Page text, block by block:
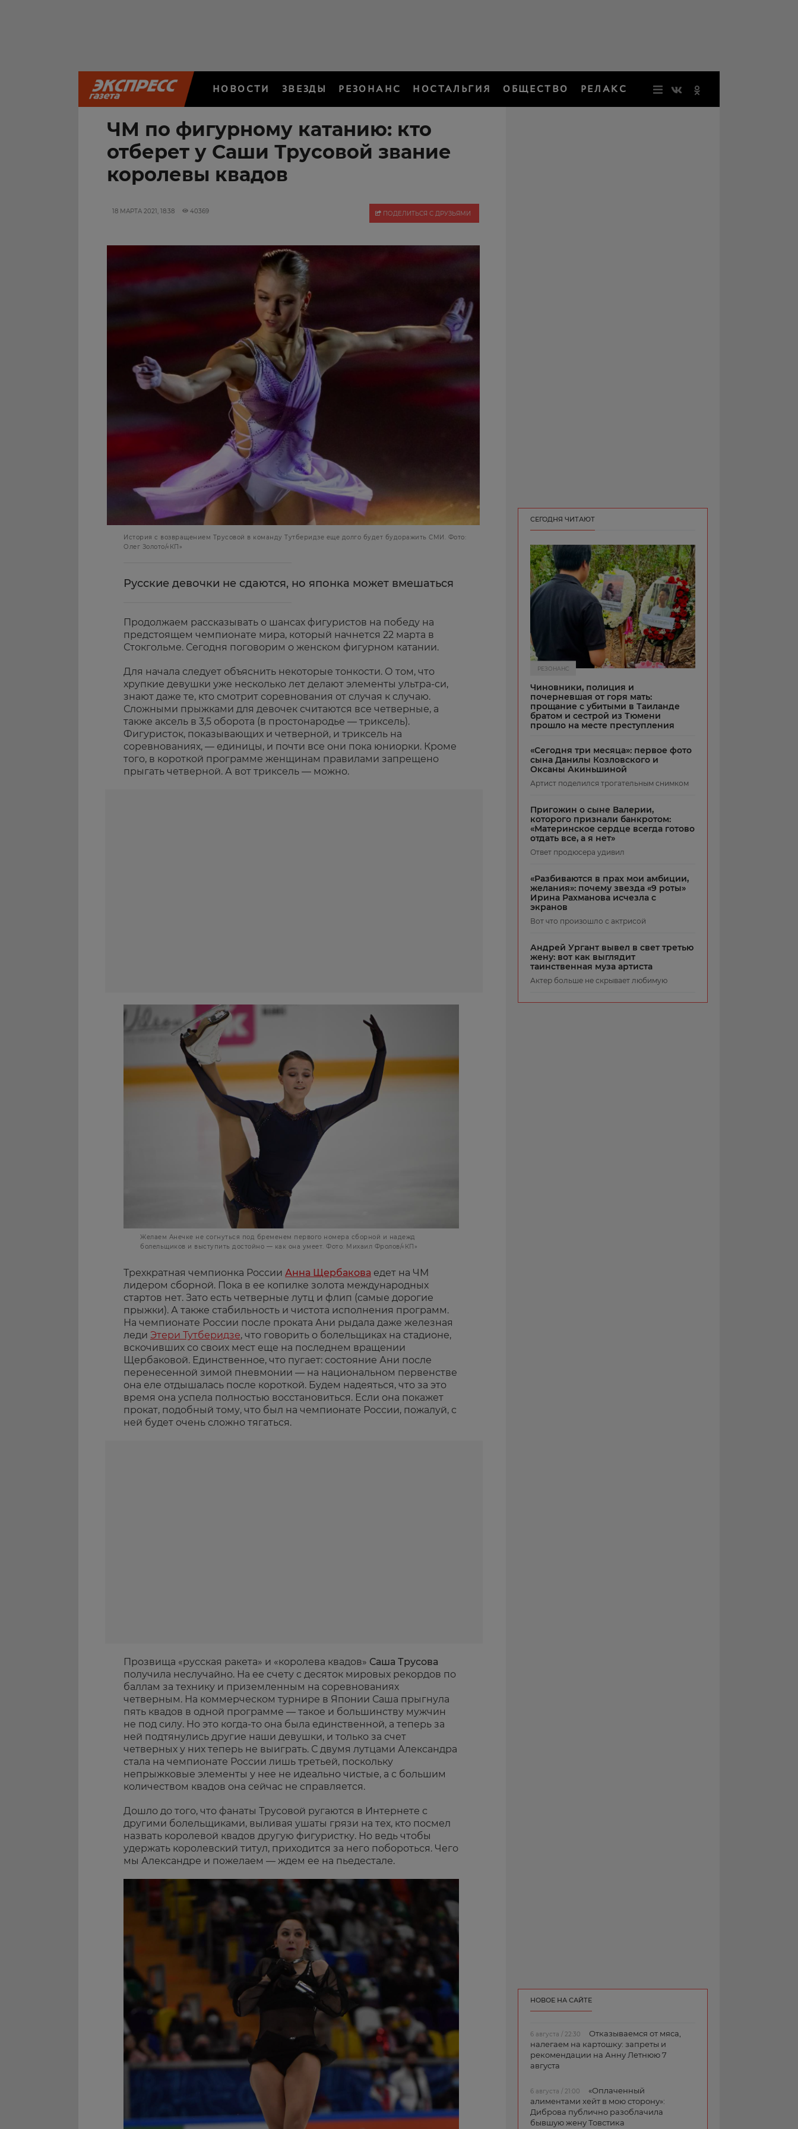
НОВОСТИ ЗВЕЗДЫ РЕЗОНАНС НОСТАЛЬГИЯ ОБЩЕСТВО РЕЛАКС
ЧМ по фигурному катанию: кто
отберет у Саши Трусовой звание
королевы квадов
18 МАРТА 2021, 18:38 40369 ПОДЕЛИТЬСЯ С ДРУЗЬЯМИ
История с возвращением Трусовой в команду Тутберидзе еще долго будет будоражить СМИ. Фото:
Олег Золото/«КП»
Русские девочки не сдаются, но японка может вмешаться
Продолжаем рассказывать о шансах фигуристов на победу на
предстоящем чемпионате мира, который начнется 22 марта в
Стокгольме. Сегодня поговорим о женском фигурном катании.
Для начала следует объяснить некоторые тонкости. О том, что
хрупкие девушки уже несколько лет делают элементы ультра-си,
знают даже те, кто смотрит соревнования от случая к случаю.
Сложными прыжками для девочек считаются все четверные, а
также аксель в 3,5 оборота (в простонародье — триксель).
Фигуристок, показывающих и четверной, и триксель на
соревнованиях, — единицы, и почти все они пока юниорки. Кроме
того, в короткой программе женщинам правилами запрещено
прыгать четверной. А вот триксель — можно.
Желаем Анечке не согнуться под бременем первого номера сборной и надежд
болельщиков и выступить достойно — как она умеет. Фото: Михаил Фролов/«КП»
Трехкратная чемпионка России Анна Щербакова едет на ЧМ
лидером сборной. Пока в ее копилке золота международных
стартов нет. Зато есть четверные лутц и флип (самые дорогие
прыжки). А также стабильность и чистота исполнения программ.
На чемпионате России после проката Ани рыдала даже железная
леди Этери Тутберидзе, что говорить о болельщиках на стадионе,
вскочивших со своих мест еще на последнем вращении
Щербаковой. Единственное, что пугает: состояние Ани после
перенесенной зимой пневмонии — на национальном первенстве
она еле отдышалась после короткой. Будем надеяться, что за это
время она успела полностью восстановиться. Если она покажет
прокат, подобный тому, что был на чемпионате России, пожалуй, с
ней будет очень сложно тягаться.
Прозвища «русская ракета» и «королева квадов» Саша Трусова
получила неслучайно. На ее счету с десяток мировых рекордов по
баллам за технику и приземленным на соревнованиях
четверным. На коммерческом турнире в Японии Саша прыгнула
пять квадов в одной программе — такое и большинству мужчин
не под силу. Но это когда-то она была единственной, а теперь за
ней подтянулись другие наши девушки, и только за счет
четверных у них теперь не выиграть. С двумя лутцами Александра
стала на чемпионате России лишь третьей, поскольку
непрыжковые элементы у нее не идеально чистые, а с большим
количеством квадов она сейчас не справляется.
Дошло до того, что фанаты Трусовой ругаются в Интернете с
другими болельщиками, выливая ушаты грязи на тех, кто посмел
назвать королевой квадов другую фигуристку. Но ведь чтобы
удержать королевский титул, приходится за него побороться. Чего
мы Александре и пожелаем — ждем ее на пьедестале.
СЕГОДНЯ ЧИТАЮТ
РЕЗОНАНС
Чиновники, полиция и
почерневшая от горя мать:
прощание с убитыми в Таиланде
братом и сестрой из Тюмени
прошло на месте преступления
«Сегодня три месяца»: первое фото
сына Данилы Козловского и
Оксаны Акиньшиной
Артист поделился трогательным снимком
Пригожин о сыне Валерии,
которого признали банкротом:
«Материнское сердце всегда готово
отдать все, а я нет»
Ответ продюсера удивил
«Разбиваются в прах мои амбиции,
желания»: почему звезда «9 роты»
Ирина Рахманова исчезла с
экранов
Вот что произошло с актрисой
Андрей Ургант вывел в свет третью
жену: вот как выглядит
таинственная муза артиста
Актер больше не скрывает любимую
НОВОЕ НА САЙТЕ
6 августа / 22:30
Отказываемся от мяса,
налегаем на картошку: запреты и
рекомендации на Анну Летнюю 7
августа
6 августа / 21:00
«Оплаченный
алиментами хейт в мою сторону»:
Диброва публично разоблачила
бывшую жену Товстика